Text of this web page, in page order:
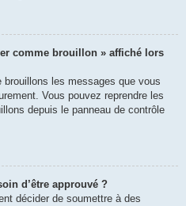
comme brouillon » affiché lors
brouillons les messages que vous
Vous pouvez reprendre les
depuis le panneau de contrôle
d’être approuvé ?
décider de soumettre à des